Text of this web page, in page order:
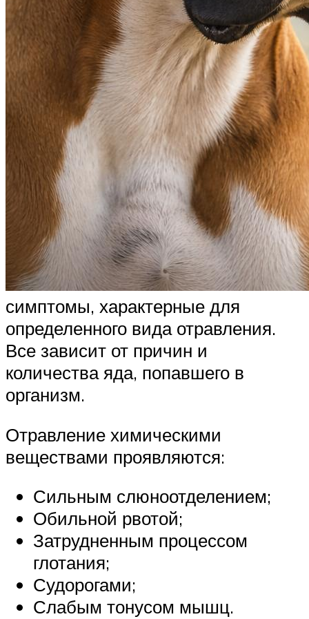
симптомы, характерные для
определенного вида отравления.
Все зависит от причин и
количества яда, попавшего в
организм.
Отравление химическими
веществами проявляются:
Сильным слюноотделением;
Обильной рвотой;
Затрудненным процессом
глотания;
Судорогами;
Слабым тонусом мышц.